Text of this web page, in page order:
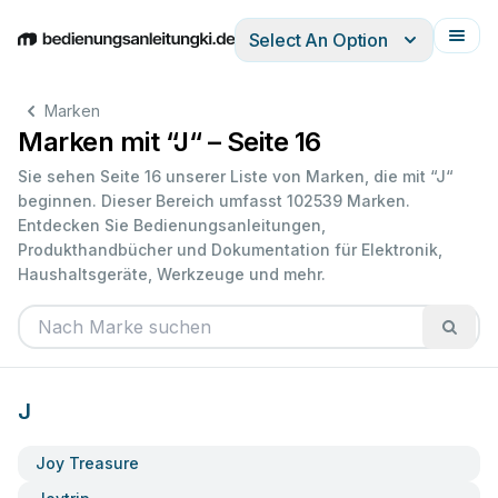
EnglishDeutschEspañolItalianoFrançais
Select An Option
Marken
Marken mit “J“ – Seite 16
Sie sehen Seite 16 unserer Liste von Marken, die mit “J“
beginnen. Dieser Bereich umfasst 102539 Marken.
Entdecken Sie Bedienungsanleitungen,
Produkthandbücher und Dokumentation für Elektronik,
Haushaltsgeräte, Werkzeuge und mehr.
J
Joy Treasure